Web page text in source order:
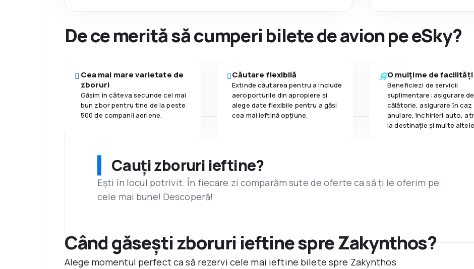
De ce merită să cumperi bilete de avion pe eSky?
Cea mai mare varietate de
zboruri
Găsim în câteva secunde cel mai
bun zbor pentru tine de la peste
500 de companii aeriene.
Căutare flexibilă
Extinde căutarea pentru a include
aeroporturile din apropiere și
alege date flexibile pentru a găsi
cea mai ieftină opțiune.
O mulțime de facilități
Beneficiezi de servicii
suplimentare: asigurare de
călătorie, asigurare ȋn caz
anulare, închirieri auto,
la destinaţie și multe
Cauți zboruri ieftine?
Ești în locul potrivit. În fiecare zi comparăm sute de oferte ca să ți le oferim pe
cele mai bune! Descoperă!
Când găsești zboruri ieftine spre Zakynthos?
Alege momentul perfect ca să rezervi cele mai ieftine bilete spre Zakynthos